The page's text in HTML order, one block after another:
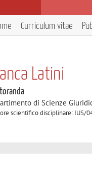
Curriculum vitae
Latini
di Scienze
scientifico disciplinare: IUS/